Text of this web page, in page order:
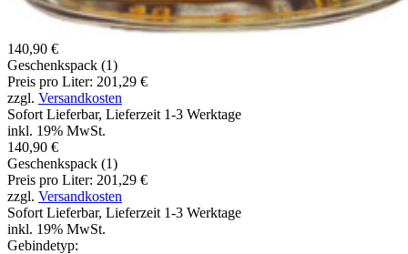
140,90 €
Geschenkspack (1)
Preis pro Liter: 201,29 €
zzgl. Versandkosten
Sofort Lieferbar, Lieferzeit 1-3 Werktage
inkl. 19% MwSt.
140,90 €
Geschenkspack (1)
Preis pro Liter: 201,29 €
zzgl. Versandkosten
Sofort Lieferbar, Lieferzeit 1-3 Werktage
inkl. 19% MwSt.
Gebindetyp: